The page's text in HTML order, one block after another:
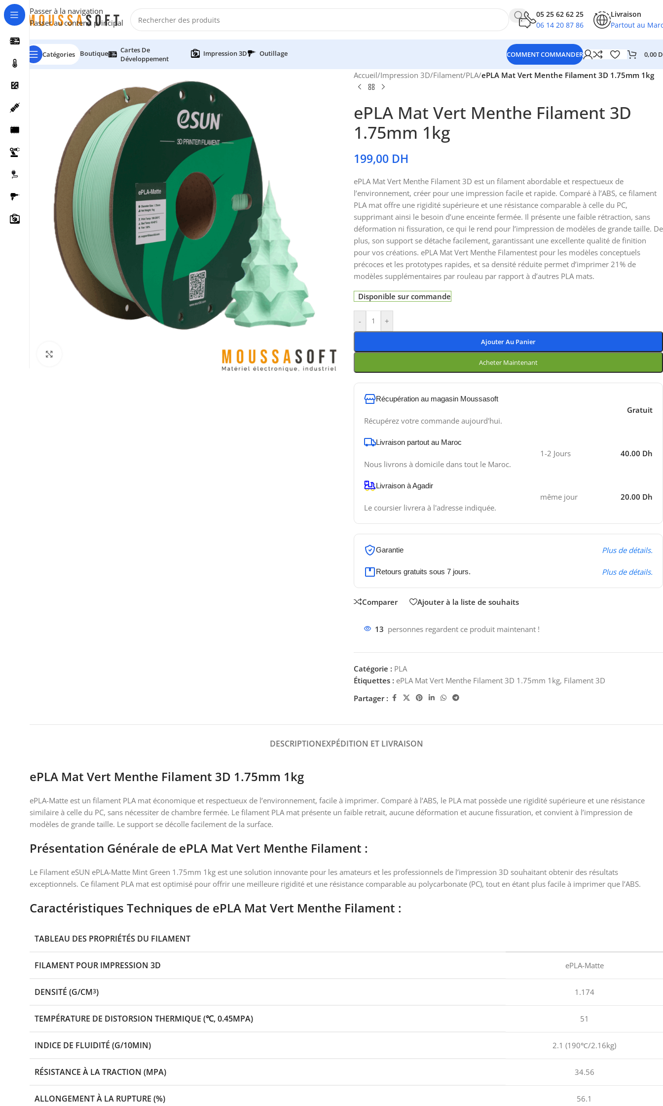
Passer à la navigation
Passer au contenu principal
05 25 62 62 25
contact@moussasoft.com
moussasoft
05 25 62 62 25
06 14 20 87 86
Livraison
Partout au
Catégories Boutique
Cartes De
Développement
Impression 3D Outillage COMMENT COMMANDER 0,00
Accueil/Impression 3D/Filament/PLA/ePLA Mat Vert Menthe Filament 3D 1.75mm 1kg
ePLA Mat Vert Menthe Filament 3D
1.75mm 1kg
199,00 DH
ePLA Mat Vert Menthe Filament 3D est un filament abordable et respectueux de
l’environnement, créer pour une impression facile et rapide. Comparé à l’ABS, ce filament
PLA mat offre une rigidité supérieure et une résistance comparable à celle du PC,
supprimant ainsi le besoin d’une enceinte fermée. Il présente une faible rétraction, sans
déformation ni fissuration, ce qui le rend pour l’impression de modèles de grande taille. De
plus, son support se détache facilement, garantissant une excellente qualité de finition
pour vos créations. ePLA Mat Vert Menthe Filamentest pour les modèles conceptuels
précoces et les prototypes rapides, et sa densité réduite permet d’imprimer 21% de
modèles supplémentaires par rouleau par rapport à d’autres PLA mats.
Disponible sur commande
- +
Ajouter Au Panier
Acheter Maintenant
Récupération au magasin Moussasoft
Récupérez votre commande aujourd'hui.
Gratuit
Livraison partout au Maroc
Nous livrons à domicile dans tout le Maroc.
1-2 Jours 40.00 Dh
Livraison à Agadir
Le coursier livrera à l'adresse indiquée.
même jour 20.00 Dh
Garantie Plus de détails.
Retours gratuits sous 7 jours. Plus de détails.
Comparer Ajouter à la liste de souhaits
13 personnes regardent ce produit maintenant !
Catégorie : PLA
Étiquettes : ePLA Mat Vert Menthe Filament 3D 1.75mm 1kg, Filament 3D
Partager :
DESCRIPTIONEXPÉDITION ET LIVRAISON
ePLA Mat Vert Menthe Filament 3D 1.75mm 1kg
ePLA-Matte est un filament PLA mat économique et respectueux de l’environnement, facile à imprimer. Comparé à l’ABS, le PLA mat possède une rigidité supérieure et une résistance
similaire à celle du PC, sans nécessiter de chambre fermée. Le filament PLA mat présente un faible retrait, aucune déformation et aucune fissuration, et convient à l’impression de
modèles de grande taille. Le support se décolle facilement de la surface.
Présentation Générale de ePLA Mat Vert Menthe Filament :
Le Filament eSUN ePLA-Matte Mint Green 1.75mm 1kg est une solution innovante pour les amateurs et les professionnels de l’impression 3D souhaitant obtenir des résultats
exceptionnels. Ce filament PLA mat est optimisé pour offrir une meilleure rigidité et une résistance comparable au polycarbonate (PC), tout en étant plus facile à imprimer que l’ABS.
Caractéristiques Techniques de ePLA Mat Vert Menthe Filament :
TABLEAU DES PROPRIÉTÉS DU FILAMENT
FILAMENT POUR IMPRESSION 3D ePLA-Matte
DENSITÉ (G/CM3) 1.174
TEMPÉRATURE DE DISTORSION THERMIQUE (℃, 0.45MPA) 51
INDICE DE FLUIDITÉ (G/10MIN) 2.1 (190℃/2.16kg)
RÉSISTANCE À LA TRACTION (MPA) 34.56
ALLONGEMENT À LA RUPTURE (%) 56.1